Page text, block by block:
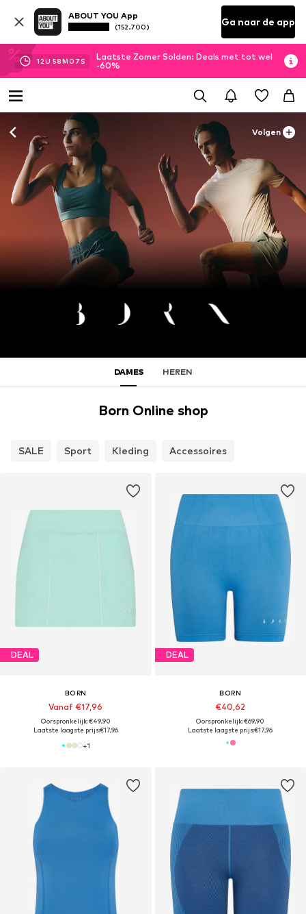
ABOUT YOU App
(152.700) Ga naar de app
12U 58M 05 S
Laatste Zomer Solden: Deals met tot wel
-60%
Volgen
DAMES HEREN
Born Online shop
SALE Sport Kleding Accessoires
DEAL
BORN
Vanaf €17,96
Oorspronkelijk: €49,90
Laatste laagste prijs:€17,96
+1
DEAL
BORN
€40,62
Oorspronkelijk: €69,90
Laatste laagste prijs:€17,96